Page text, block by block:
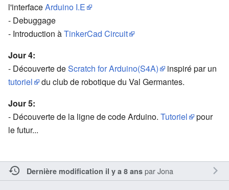
l'interfaceArduino I.E
- Debuggage
- Introduction àTinkerCad Circuit
Jour 4:
- Découverte deScratch for Arduino(S4A)
inspiré par un
tutoriel
du club de robotique du Val Germantes.
Jour 5:
- Découverte de la ligne de code Arduino. Tutoriel
pour
le futur...
Dernière modification il y a 8 ansparJona